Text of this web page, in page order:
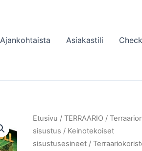
Ajankohtaista Asiakastili
Etusivu / TERRAARIO/
sisustus / Keinotekoiset
sisustusesineet/